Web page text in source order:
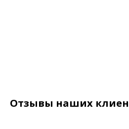
Отзывы наших